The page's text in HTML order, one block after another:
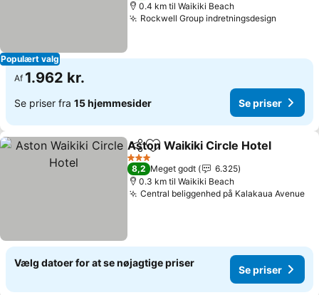
Populært valg
0.4 km til Waikiki Beach
Rockwell Group indretningsdesign
Af 1.962 kr.
Se priser fra 15 hjemmesider Se priser
Del Føj til favoritter
Aston Waikiki Circle Hotel
3 Stjerner
8,2 Meget godt
6.325
0.3 km til Waikiki Beach
Central beliggenhed på Kalakaua Avenue
Vælg datoer for at se nøjagtige priser
Se priser